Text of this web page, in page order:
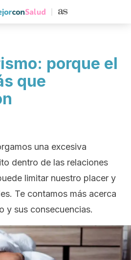
porque el
que
una excesiva
dentro de las relaciones
limitar nuestro placer y
Te contamos más acerca
y sus consecuencias.